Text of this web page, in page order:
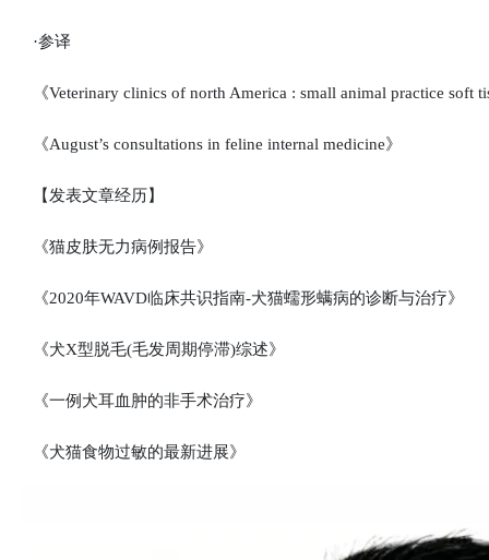
·参译
《Veterinary clinics of north America : small animal practice soft
《August’s consultations in feline internal medicine》
【发表文章经历】
《猫皮肤无力病例报告》
《2020年WAVD临床共识指南-犬猫蠕形螨病的诊断与治疗》
《犬X型脱毛(毛发周期停滞)综述》
《一例犬耳血肿的非手术治疗》
《犬猫食物过敏的最新进展》